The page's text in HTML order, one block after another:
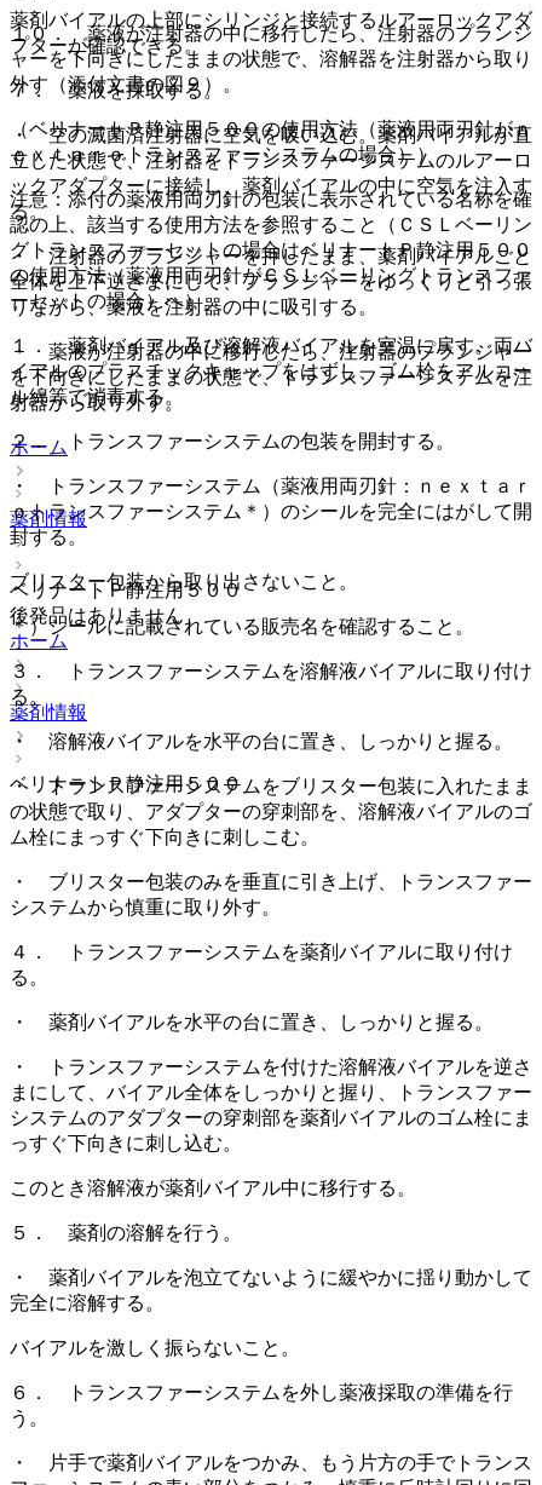
薬剤バイアルの上部にシリンジと接続するルアーロックアダ
プターが確認できる。
７． 薬液を採取する。
・ 空の滅菌済注射器に空気を吸い込む。薬剤バイアルが直
立した状態で、注射器をトランスファーシステムのルアーロ
ックアダプターに接続し、薬剤バイアルの中に空気を注入す
る。
・ 注射器のプランジャーを押したまま、薬剤バイアルごと
全体を上下逆さまにして、プランジャーをゆっくりと引っ張
りながら、薬液を注射器の中に吸引する。
・ 薬液が注射器の中に移行したら、注射器のプランジャー
を下向きにしたままの状態で、トランスファーシステムを注
射器から取り外す。
ホーム
薬剤情報
ベリナートＰ静注用５００
後発品はありません
ホーム
薬剤情報
ベリナートＰ静注用５００
１０． 薬液が注射器の中に移行したら、注射器のプランジ
ャーを下向きにしたままの状態で、溶解器を注射器から取り
外す（添付文書の図９）。
（ベリナートＰ静注用５００の使用方法（薬液用両刃針がｎ
ｅｘｔａｒｏトランスファーシステムの場合））
注意：添付の薬液用両刃針の包装に表示されている名称を確
認の上、該当する使用方法を参照すること（ＣＳＬベーリン
グトランスファーセットの場合はベリナートＰ静注用５００
の使用方法（薬液用両刃針がＣＳＬベーリングトランスファ
ーセットの場合）へ）。
１． 薬剤バイアル及び溶解液バイアルを室温に戻す。両バ
イアルのプラスチックキャップをはずし、ゴム栓をアルコー
ル綿等で消毒する。
２． トランスファーシステムの包装を開封する。
・ トランスファーシステム（薬液用両刃針：ｎｅｘｔａｒ
ｏトランスファーシステム＊）のシールを完全にはがして開
封する。
ブリスター包装から取り出さないこと。
＊）シールに記載されている販売名を確認すること。
３． トランスファーシステムを溶解液バイアルに取り付け
る。
・ 溶解液バイアルを水平の台に置き、しっかりと握る。
・ トランスファーシステムをブリスター包装に入れたまま
の状態で取り、アダプターの穿刺部を、溶解液バイアルのゴ
ム栓にまっすぐ下向きに刺しこむ。
・ ブリスター包装のみを垂直に引き上げ、トランスファー
システムから慎重に取り外す。
４． トランスファーシステムを薬剤バイアルに取り付け
る。
・ 薬剤バイアルを水平の台に置き、しっかりと握る。
・ トランスファーシステムを付けた溶解液バイアルを逆さ
まにして、バイアル全体をしっかりと握り、トランスファー
システムのアダプターの穿刺部を薬剤バイアルのゴム栓にま
っすぐ下向きに刺し込む。
このとき溶解液が薬剤バイアル中に移行する。
５． 薬剤の溶解を行う。
・ 薬剤バイアルを泡立てないように緩やかに揺り動かして
完全に溶解する。
バイアルを激しく振らないこと。
６． トランスファーシステムを外し薬液採取の準備を行
う。
・ 片手で薬剤バイアルをつかみ、もう片方の手でトランス